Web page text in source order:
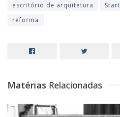
escritório de arquitetura
reforma
Matérias Relacionadas